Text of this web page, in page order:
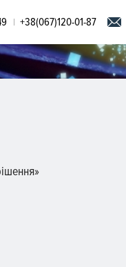
+38(067)120-01-87